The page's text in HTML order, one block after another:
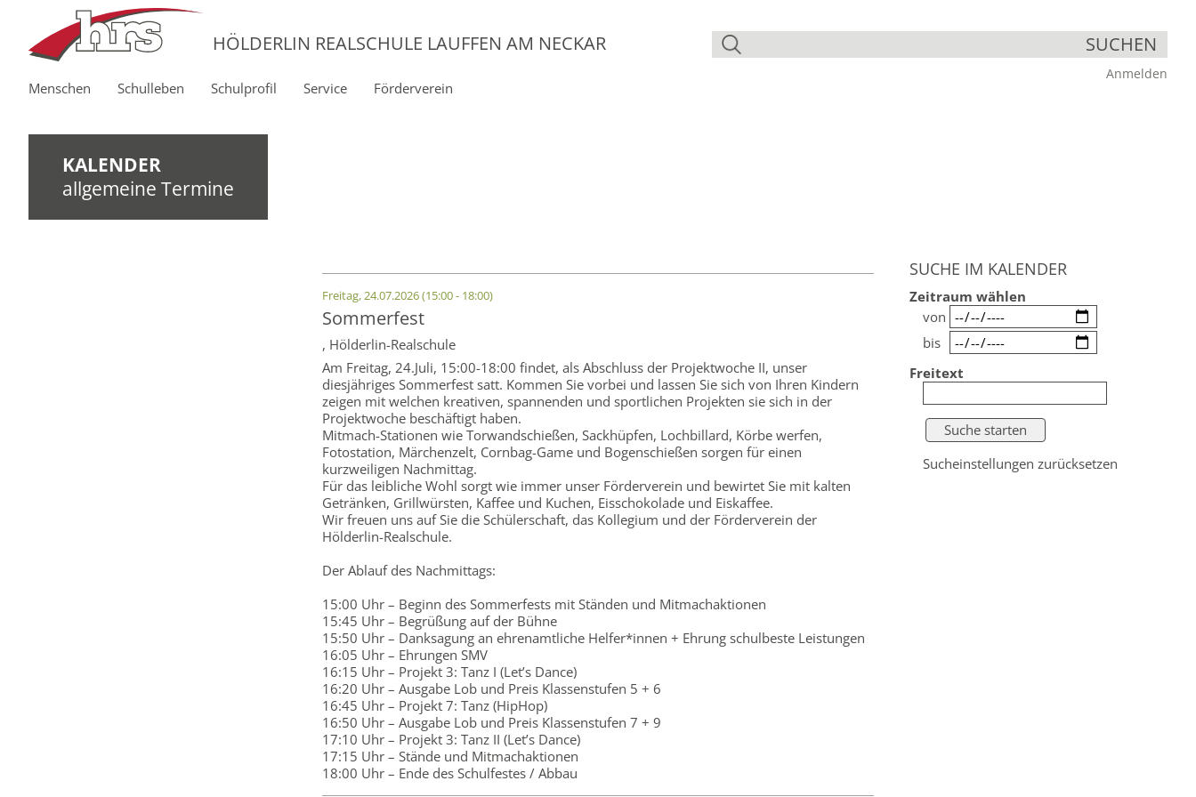
HÖLDERLIN REALSCHULE LAUFFEN AM NECKAR SUCHEN
Anmelden
Menschen Schulleben Schulprofil Service Förderverein
KALENDER
allgemeine Termine
SUCHE IM KALENDER
Zeitraum wählen
von
bis
Freitext
Sucheinstellungen zurücksetzen
Freitag, 24.07.2026 (15:00 - 18:00)
Sommerfest
, Hölderlin-Realschule
Am Freitag, 24.Juli, 15:00-18:00 findet, als Abschluss der Projektwoche II, unser
diesjähriges Sommerfest satt. Kommen Sie vorbei und lassen Sie sich von Ihren Kindern
zeigen mit welchen kreativen, spannenden und sportlichen Projekten sie sich in der
Projektwoche beschäftigt haben.
Mitmach-Stationen wie Torwandschießen, Sackhüpfen, Lochbillard, Körbe werfen,
Fotostation, Märchenzelt, Cornbag-Game und Bogenschießen sorgen für einen
kurzweiligen Nachmittag.
Für das leibliche Wohl sorgt wie immer unser Förderverein und bewirtet Sie mit kalten
Getränken, Grillwürsten, Kaffee und Kuchen, Eisschokolade und Eiskaffee.
Wir freuen uns auf Sie die Schülerschaft, das Kollegium und der Förderverein der
Hölderlin-Realschule.
Der Ablauf des Nachmittags:
15:00 Uhr – Beginn des Sommerfests mit Ständen und Mitmachaktionen
15:45 Uhr – Begrüßung auf der Bühne
15:50 Uhr – Danksagung an ehrenamtliche Helfer*innen + Ehrung schulbeste Leistungen
16:05 Uhr – Ehrungen SMV
16:15 Uhr – Projekt 3: Tanz I (Let’s Dance)
16:20 Uhr – Ausgabe Lob und Preis Klassenstufen 5 + 6
16:45 Uhr – Projekt 7: Tanz (HipHop)
16:50 Uhr – Ausgabe Lob und Preis Klassenstufen 7 + 9
17:10 Uhr – Projekt 3: Tanz II (Let’s Dance)
17:15 Uhr – Stände und Mitmachaktionen
18:00 Uhr – Ende des Schulfestes / Abbau